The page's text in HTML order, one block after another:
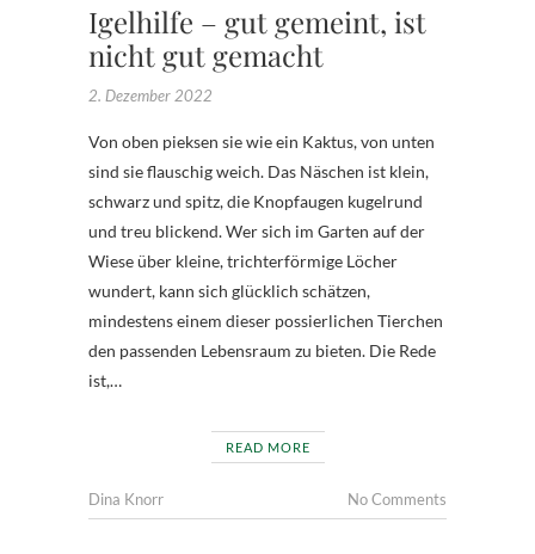
Igelhilfe – gut gemeint, ist
nicht gut gemacht
2. Dezember 2022
Von oben pieksen sie wie ein Kaktus, von unten
sind sie flauschig weich. Das Näschen ist klein,
schwarz und spitz, die Knopfaugen kugelrund
und treu blickend. Wer sich im Garten auf der
Wiese über kleine, trichterförmige Löcher
wundert, kann sich glücklich schätzen,
mindestens einem dieser possierlichen Tierchen
den passenden Lebensraum zu bieten. Die Rede
ist,…
READ MORE
Dina Knorr No Comments